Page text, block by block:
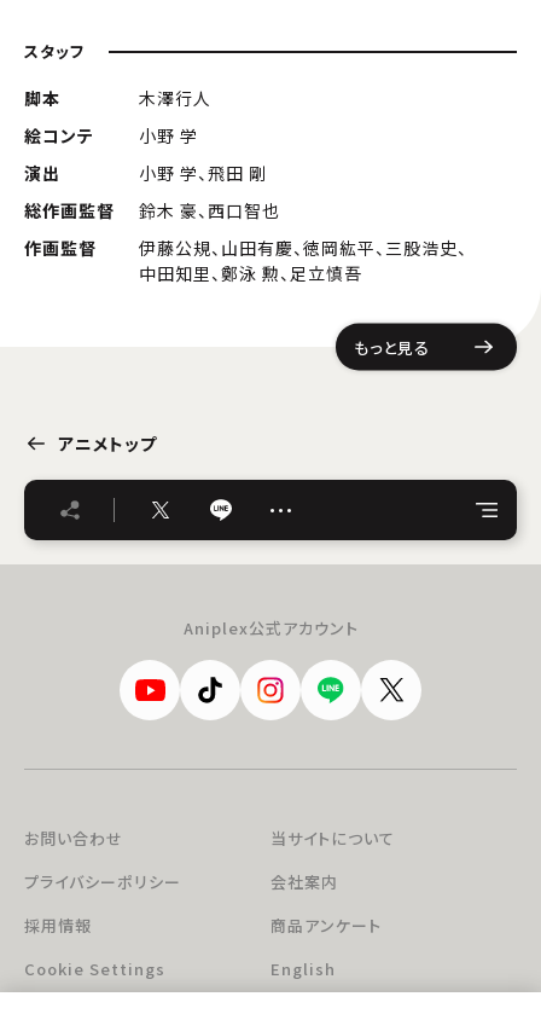
スタッフ
脚本
木澤行人
絵コンテ
小野 学
演出
小野 学、飛田 剛
総作画監督
鈴木 豪、西口智也
作画監督
伊藤公規、山田有慶、徳岡紘平、三股浩史、
中田知里、鄭泳 勲、足立慎吾
もっと見る
アニメトップ
…
Aniplex公式アカウント
お問い合わせ
当サイトについて
プライバシーポリシー
会社案内
採用情報
商品アンケート
Cookie Settings
English